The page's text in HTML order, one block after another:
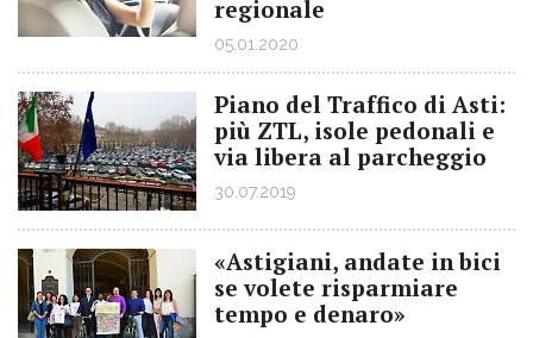
regionale
05.01.2020
Piano del Traffico di Asti:
più ZTL, isole pedonali e
via libera al parcheggio
30.07.2019
«Astigiani, andate in bici
se volete risparmiare
tempo e denaro»